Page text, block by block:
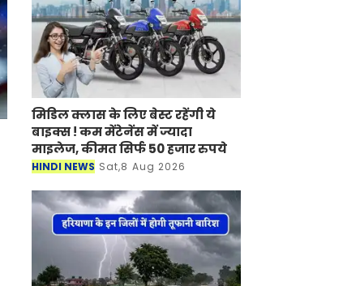
मिडिल क्लास के लिए बेस्ट रहेंगी ये
बाइक्स ! कम मेंटेनेंस में ज्यादा
माइलेज, कीमत सिर्फ 50 हजार रुपये
HINDI NEWS Sat,8 Aug 2026